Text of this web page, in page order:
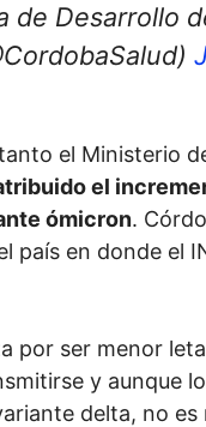
Desarrollo
el Ministerio
el
ómicron.
país en donde el
por ser menor
y aunque
delta, no